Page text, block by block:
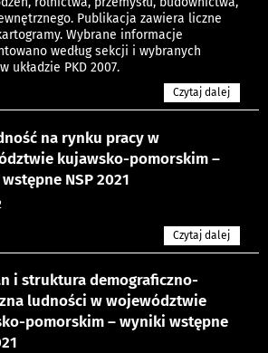
Publikacja zawiera liczne
Wybrane informacje
według sekcji i wybranych
układzie PKD 2007.
Czytaj dalej
na rynku pracy w
kujawsko-pomorskim –
NSP 2021
Czytaj dalej
i struktura demograficzno-
ludności w województwie
pomorskim – wyniki wstępne